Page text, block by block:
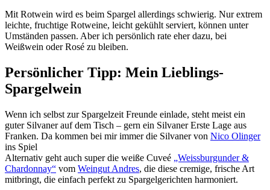
Mit Rotwein wird es beim Spargel allerdings schwierig. Nur extrem
leichte, fruchtige Rotweine, leicht gekühlt serviert, können unter
Umständen passen. Aber ich persönlich rate eher dazu, bei
Weißwein oder Rosé zu bleiben.
Persönlicher Tipp: Mein Lieblings-
Spargelwein
Wenn ich selbst zur Spargelzeit Freunde einlade, steht meist ein
guter Silvaner auf dem Tisch – gern ein Silvaner Erste Lage aus
Franken. Da kommen bei mir immer die Silvaner von Nico Olinger
ins Spiel
Alternativ geht auch super die weiße Cuveé „Weissburgunder &
Chardonnay“ vom Weingut Andres, die diese cremige, frische Art
mitbringt, die einfach perfekt zu Spargelgerichten harmoniert.